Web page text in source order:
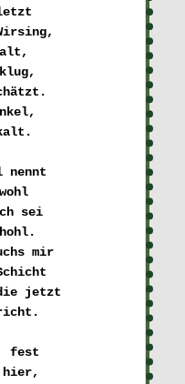
alt,
nennt
sei
mir
jetzt
fest
hier,